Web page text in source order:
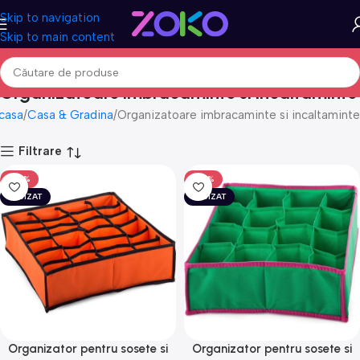
Skip to navigation
Skip to main content
Organizatoare imbracaminte si incaltaminte
Casa & Gradina Organizatoare imbracaminte si incaltaminte
Filtrare
-50%
EPUIZAT
Organizator pentru sosete si
-50%
EPUIZAT
Organizator pentru sosete si